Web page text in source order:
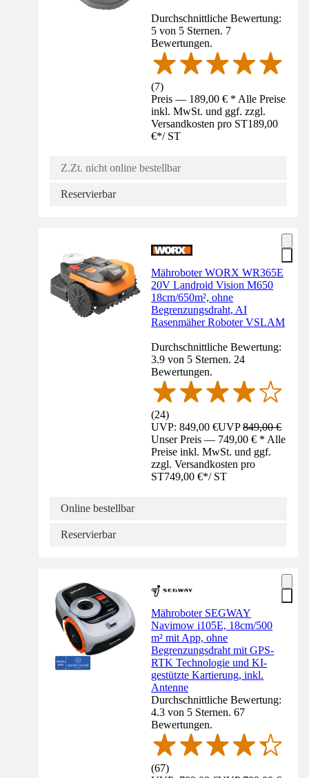
Durchschnittliche Bewertung:
5 von 5 Sternen. 7
Bewertungen.
(7)
Preis — 189,00 € * Alle Preise
inkl. MwSt. und ggf. zzgl.
Versandkosten pro ST189,00
€*/ ST
Z.Zt. nicht online bestellbar
Reservierbar
Mähroboter WORX WR365E
20V Landroid Vision M650
18cm/650m², ohne
Begrenzungsdraht, AI
Rasenmäher Roboter VSLAM
Durchschnittliche Bewertung:
3.9 von 5 Sternen. 24
Bewertungen.
(24)
UVP: 849,00 €UVP849,00 €
Unser Preis — 749,00 € * Alle
Preise inkl. MwSt. und ggf.
zzgl. Versandkosten pro
ST749,00 €*/ ST
Online bestellbar
Reservierbar
Mähroboter SEGWAY
Navimow i105E, 18cm/500
m² mit App, ohne
Begrenzungsdraht mit GPS-
RTK Technologie und KI-
gestützte Kartierung, inkl.
Antenne
Durchschnittliche Bewertung:
4.3 von 5 Sternen. 67
Bewertungen.
(67)